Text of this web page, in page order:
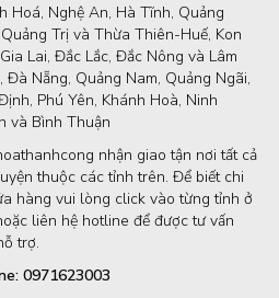
Hoá, Nghệ An, Hà Tĩnh, Quảng
Trị và Thừa Thiên-Huế, Kon
Lai, Đắc Lắc, Đắc Nông và Lâm
Đà Nẵng, Quảng Nam, Quảng Ngãi,
Phú Yên, Khánh Hoà, Ninh
và Bình Thuận
nhận giao tận nơi tất cả
thuộc các tỉnh trên. Để biết chi
hàng vui lòng click vào từng tỉnh ở
liên hệ hotline để được tư vấn
trợ.
0971623003